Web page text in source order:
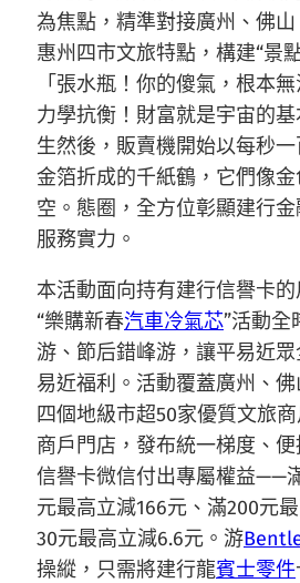
為焦點，精準對接廣州、佛山
惠州四市文旅特點，構建“景
「張水瓶！你的傻氣，根本
力學抗衡！財富就是宇宙的
生然後，販賣機開始以每秒
金箔折成的千紙鶴，它們像
空。態圈，全方位彰顯建行
服務實力。
本活動面向持有建行信譽卡
“樂購新春汽車冷氣芯”活動全
游、節后錯峰游，讓平易近
易近福利。活動覆蓋廣州、
四個地級市超50家優質文旅
商戶門店，發布統一梯度、
信譽卡微信付出專屬權益——
元最高立減166元、滿200元
30元最高立減6.6元。游
操縱，只需將建行龍賓士零件